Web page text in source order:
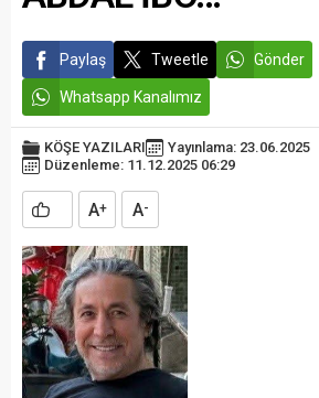
Paylaş Tweetle Gönder
Whatsapp Kanalımız
KÖŞE YAZILARI
Yayınlama: 23.06.2025
Düzenleme: 11.12.2025 06:29
A+ A-